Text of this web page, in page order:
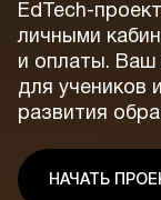
EdTech-
личными
и оплаты. Ваш
для учеников
развития
НАЧАТЬ